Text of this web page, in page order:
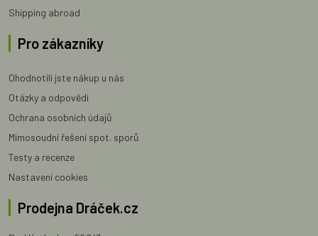
Shipping abroad
Pro zákazníky
Ohodnotili jste nákup u nás
Otázky a odpovědi
Ochrana osobních údajů
Mimosoudní řešení spot. sporů
Testy a recenze
Nastavení cookies
Prodejna Dráček.cz